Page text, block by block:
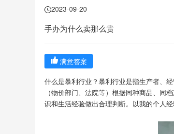
2023-09-20
手办为什么卖那么贵
满意答案
什么是暴利行业？暴利行业是指生产者、
（物价部门、法院等）根据同种商品、同
识和生活经验做出合理判断。以我的个人